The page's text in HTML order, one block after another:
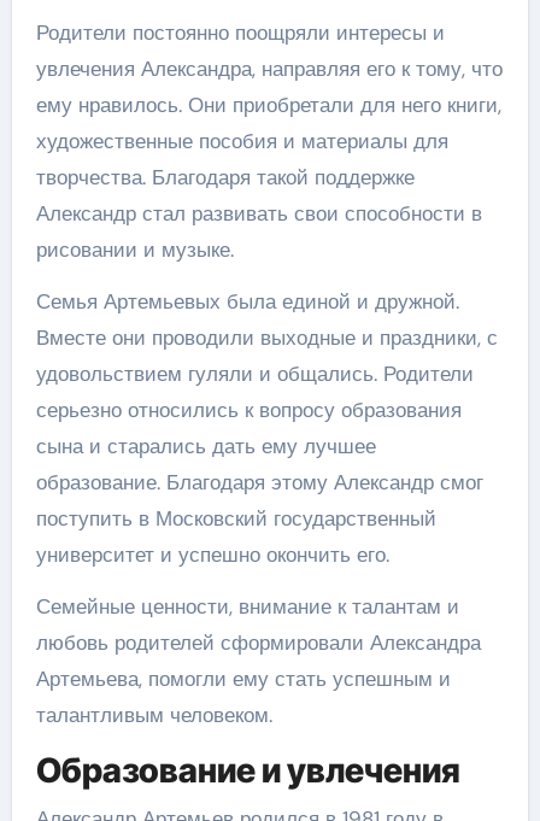
Родители постоянно поощряли интересы и
увлечения Александра, направляя его к тому, что
ему нравилось. Они приобретали для него книги,
художественные пособия и материалы для
творчества. Благодаря такой поддержке
Александр стал развивать свои способности в
рисовании и музыке.
Семья Артемьевых была единой и дружной.
Вместе они проводили выходные и праздники, с
удовольствием гуляли и общались. Родители
серьезно относились к вопросу образования
сына и старались дать ему лучшее
образование. Благодаря этому Александр смог
поступить в Московский государственный
университет и успешно окончить его.
Семейные ценности, внимание к талантам и
любовь родителей сформировали Александра
Артемьева, помогли ему стать успешным и
талантливым человеком.
Образование и увлечения